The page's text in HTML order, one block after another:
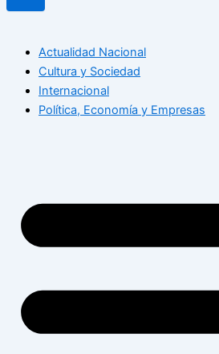
Actualidad Nacional
Cultura y Sociedad
Internacional
Política, Economía y Empresas